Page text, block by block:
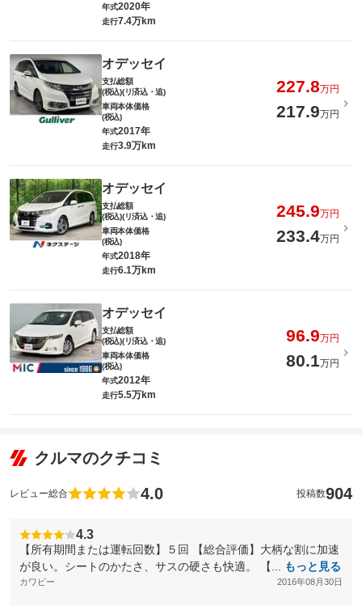
年式2020年
走行7.4万km
オデッセイ
支払総額
(税込)(リ済込・追)
227.8万円
車両本体価格
(税込)
217.9万円
年式2017年
走行3.9万km
オデッセイ
支払総額
(税込)(リ済込・追)
245.9万円
車両本体価格
(税込)
233.4万円
年式2018年
走行6.1万km
オデッセイ
支払総額
(税込)(リ済込・追)
96.9万円
車両本体価格
(税込)
80.1万円
年式2012年
走行5.5万km
クルマのクチコミ
レビュー総合 4.0 投稿数904
4.3
【所有期間または運転回数】５回 【総合評価】大柄な割に加速
が良い。シートのかたさ、サスの硬さも快適。 【...
もっと見る
カワピー 2016年08月30日